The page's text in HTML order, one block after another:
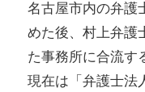
名古屋市内の弁護
めた後、村上弁護
た事務所に合流す
現在は「弁護士法